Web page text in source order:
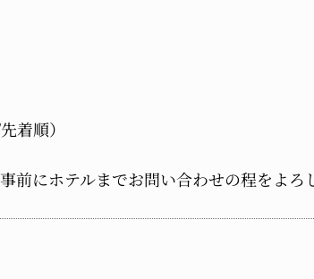
着順）
にホテルまでお問い合わせの程をよろ